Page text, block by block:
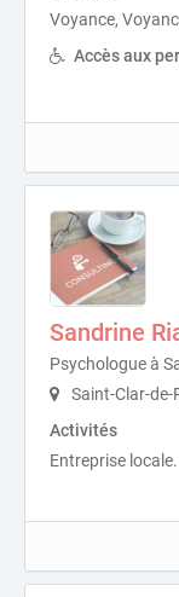
Voyance,
Accès aux
Sandrine
Psychologue à
Saint-Clar-de-
Activités
Entreprise locale.